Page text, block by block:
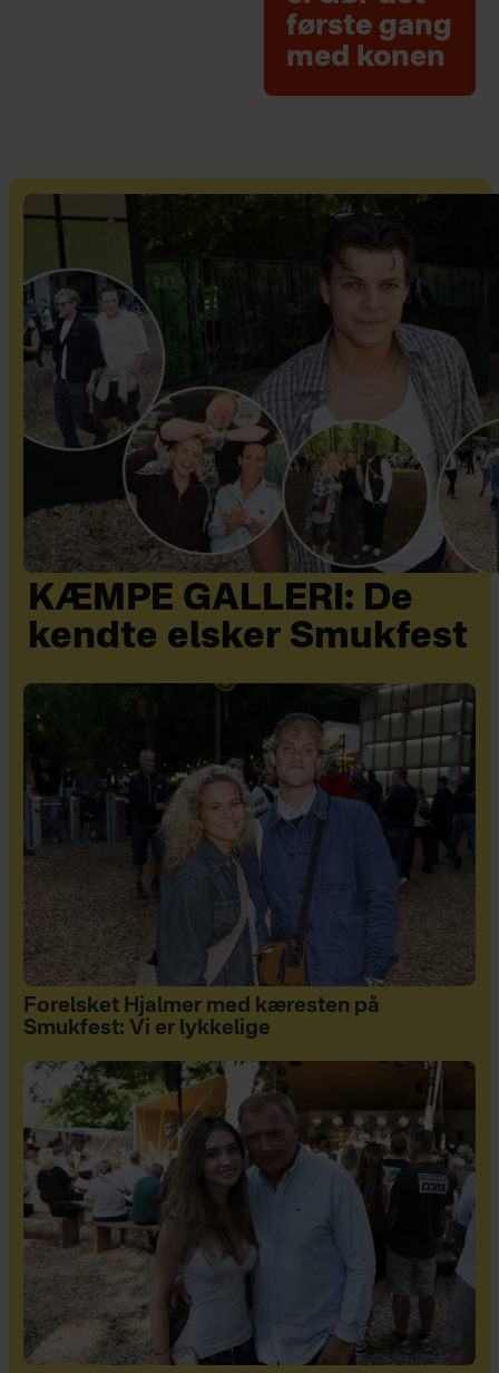
første gang
med konen
KÆMPE GALLERI: De
kendte elsker Smukfest
Forelsket Hjalmer med kæresten på
Smukfest: Vi er lykkelige